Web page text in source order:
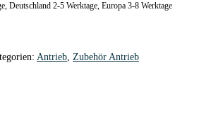
Deutschland 2-5 Werktage, Europa 3-8 Werktage
Antrieb Zubehör Antrieb